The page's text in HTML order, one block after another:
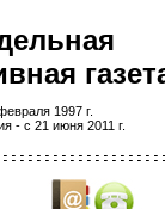
1997 г.
- с 21 июня 2011 г.